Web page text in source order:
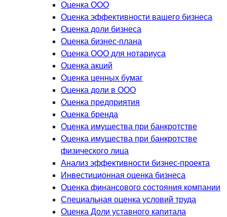
Оценка ООО
Оценка эффективности вашего бизнеса
Оценка доли бизнеса
Оценка бизнес-плана
Оценка ООО для нотариуса
Оценка акций
Оценка ценных бумаг
Оценка доли в ООО
Оценка предприятия
Оценка бренда
Оценка имущества при банкротстве
Оценка имущества при банкротстве
физического лица
Анализ эффективности бизнес-проекта
Инвестиционная оценка бизнеса
Оценка финансового состояния компании
Специальная оценка условий труда
Оценка Доли уставного капитала